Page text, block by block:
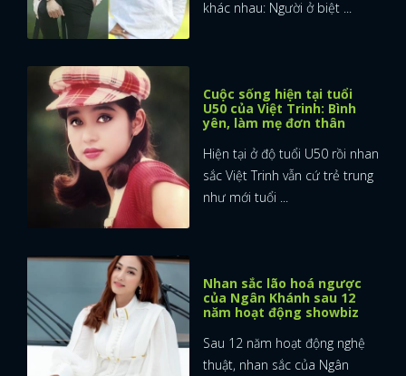
khác nhau: Người ở biệt ...
Cuộc sống hiện tại tuổi
U50 của Việt Trinh: Bình
yên, làm mẹ đơn thân
Hiện tại ở độ tuổi U50 rồi nhan
sắc Việt Trinh vẫn cứ trẻ trung
như mới tuổi ...
Nhan sắc lão hoá ngược
của Ngân Khánh sau 12
năm hoạt động showbiz
Sau 12 năm hoạt động nghệ
thuật, nhan sắc của Ngân